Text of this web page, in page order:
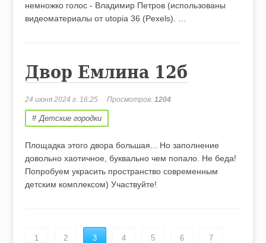
немножко голос - Владимир Петров (использованы
видеоматериалы от utopia 36 (Pexels). …
Двор Емлина 12б
24 июня 2024 г. 16:25 Просмотров:1204
Детские городки
Площадка этого двора большая... Но заполнение
довольно хаотичное, буквально чем попало. Не беда!
Попробуем украсить пространство современным
детским комплексом) Участвуйте!
1 2 3 4 5 6
7